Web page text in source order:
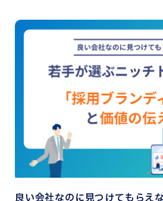
良い会社なのに見つけてもらえ